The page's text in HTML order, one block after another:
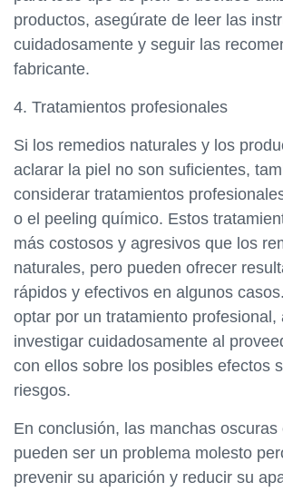
productos, asegúrate de leer las
cuidadosamente y seguir las
fabricante.
4. Tratamientos profesionales
Si los remedios naturales y los
aclarar la piel no son suficientes,
considerar tratamientos
o el peeling químico. Estos
más costosos y agresivos que los
naturales, pero pueden ofrecer
rápidos y efectivos en algunos
optar por un tratamiento profesional,
investigar cuidadosamente al
con ellos sobre los posibles efectos
riesgos.
En conclusión, las manchas oscuras
pueden ser un problema molesto
prevenir su aparición y reducir su